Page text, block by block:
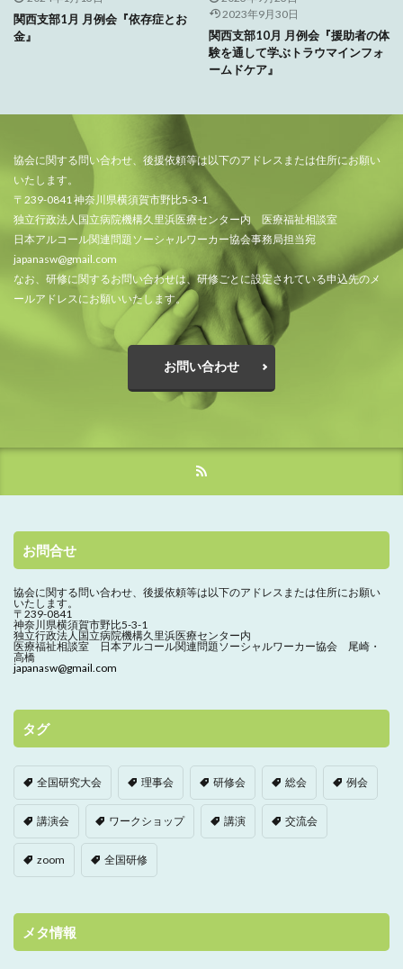
関西支部1月 月例会『依存症とお
金』
2023年9月30日
関西支部10月 月例会『援助者の体
験を通して学ぶトラウマインフォ
ームドケア』
協会に関する問い合わせ、後援依頼等は以下のアドレスまたは住所にお願い
いたします。
〒239-0841 神奈川県横須賀市野比5-3-1
独立行政法人国立病院機構久里浜医療センター内 医療福祉相談室
日本アルコール関連問題ソーシャルワーカー協会事務局担当宛
japanasw@gmail.com
なお、研修に関するお問い合わせは、研修ごとに設定されている申込先のメ
ールアドレスにお願いいたします。
お問い合わせ
お問合せ
協会に関する問い合わせ、 後援依頼等は以下のアドレスまたは住所にお願い
いたします。
〒239-0841
神奈川県横須賀市野比5-3-1
独立行政法人国立病院機構久里浜医療センター内
医療福祉相談室 日本アルコール関連問題ソーシャルワーカー協会 尾崎・
高橋
japanasw@gmail.com
タグ
全国研究大会 理事会 研修会 総会 例会
講演会 ワークショップ 講演 交流会
zoom 全国研修
メタ情報